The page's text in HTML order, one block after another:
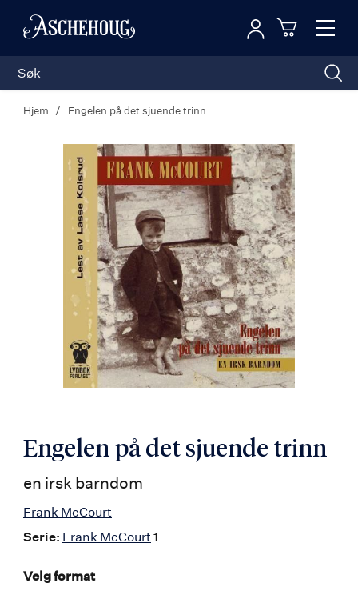
Toggle
Logg inn
Hjem Engelen på det sjuende trinn
Engelen på det sjuende trinn
en irsk barndom
Frank McCourt
Serie: Frank McCourt 1
Velg format